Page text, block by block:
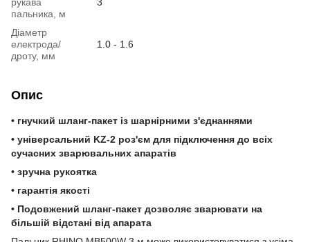
пальника, м
Діаметр
електрода/
дроту, мм
1.0 - 1.6
Опис
• гнучкий шланг-пакет із шарнірними з'єднаннями
• універсальний KZ-2 роз'єм для підключення до всіх
сучасних зварювальних апаратів
• зручна рукоятка
• гарантія якості
• Подовжений шланг-пакет дозволяє зварювати на
більшій відстані від апарата